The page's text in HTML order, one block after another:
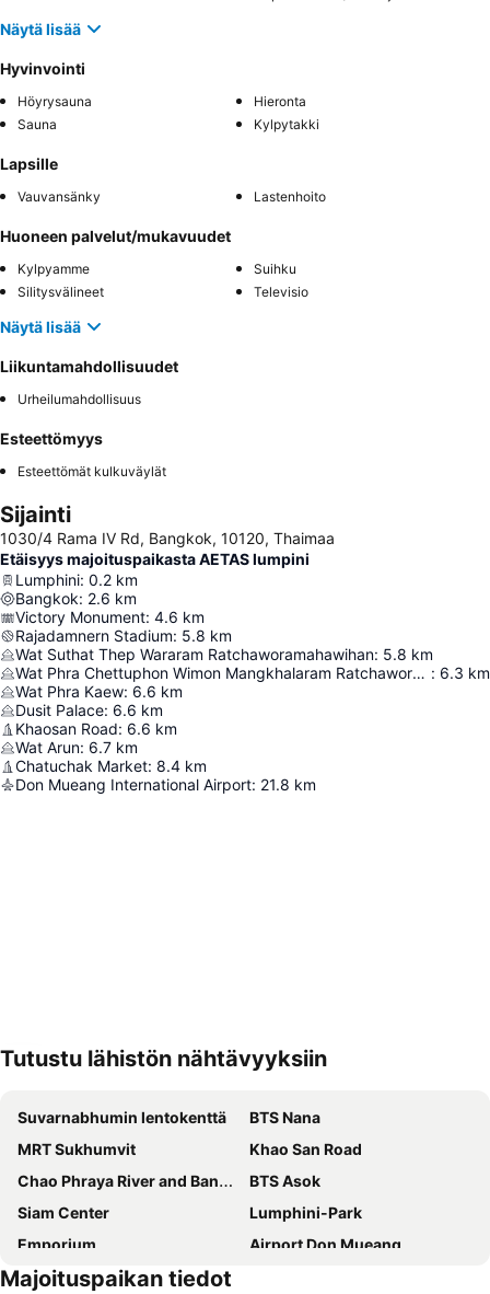
Näytä lisää
Hyvinvointi
Höyrysauna
Hieronta
Sauna
Kylpytakki
Lapsille
Vauvansänky Lastenhoito
Huoneen palvelut/mukavuudet
Kylpyamme
Suihku
Silitysvälineet
Televisio
Näytä lisää
Liikuntamahdollisuudet
Urheilumahdollisuus
Esteettömyys
Esteettömät kulkuväylät
Sijainti
1030/4 Rama IV Rd, Bangkok, 10120, Thaimaa
Etäisyys majoituspaikasta AETAS lumpini
Lumphini: 0.2 km
Bangkok: 2.6 km
Victory Monument: 4.6 km
Rajadamnern Stadium: 5.8 km
Wat Suthat Thep Wararam Ratchaworamahawihan: 5.8 km
Wat Phra Chettuphon Wimon Mangkhalaram Ratchaworamahawihan : 6.3 km
Wat Phra Kaew: 6.6 km
Dusit Palace: 6.6 km
Khaosan Road: 6.6 km
Wat Arun: 6.7 km
Chatuchak Market: 8.4 km
Don Mueang International Airport: 21.8 km
Tutustu lähistön nähtävyyksiin
Suvarnabhumin lentokenttä
BTS Nana
MRT Sukhumvit
Khao San Road
Chao Phraya River and Bangkok Waterways Cruise including Wat Arun
BTS Asok
Siam Center
Lumphini-Park
Emporium
Airport Don Mueang
Terminal 21
Majoituspaikan tiedot